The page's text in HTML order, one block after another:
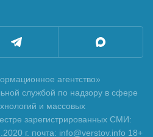
агентство»
службой по надзору в сфере
и массовых
зарегистрированных СМИ:
г. почта: info@verstov.info 18+